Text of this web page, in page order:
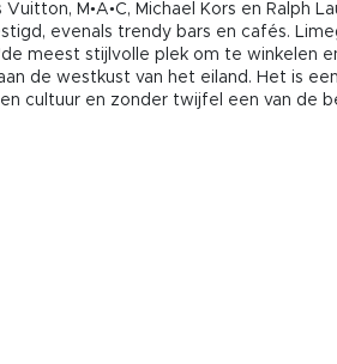
Vuitton, M•A•C, Michael Kors en Ralph
evenals trendy bars en cafés.
meest stijlvolle plek om te winkelen
de westkust van het eiland. Het is
cultuur en zonder twijfel een van de